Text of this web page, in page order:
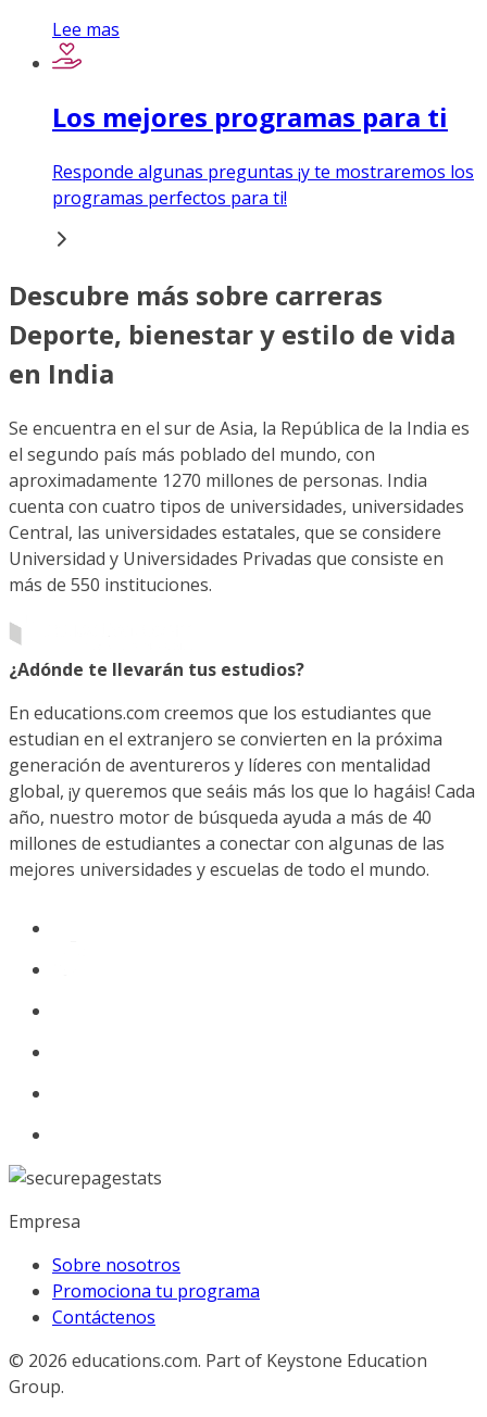
Lee mas
Los mejores programas para ti
Responde algunas preguntas ¡y te mostraremos los
programas perfectos para ti!
Descubre más sobre carreras
Deporte, bienestar y estilo de vida
en India
Se encuentra en el sur de Asia, la República de la India es
el segundo país más poblado del mundo, con
aproximadamente 1270 millones de personas. India
cuenta con cuatro tipos de universidades, universidades
Central, las universidades estatales, que se considere
Universidad y Universidades Privadas que consiste en
más de 550 instituciones.
¿Adónde te llevarán tus estudios?
En educations.com creemos que los estudiantes que
estudian en el extranjero se convierten en la próxima
generación de aventureros y líderes con mentalidad
global, ¡y queremos que seáis más los que lo hagáis! Cada
año, nuestro motor de búsqueda ayuda a más de 40
millones de estudiantes a conectar con algunas de las
mejores universidades y escuelas de todo el mundo.
Empresa
Sobre nosotros
Promociona tu programa
Contáctenos
© 2026 educations.com. Part of Keystone Education
Group.